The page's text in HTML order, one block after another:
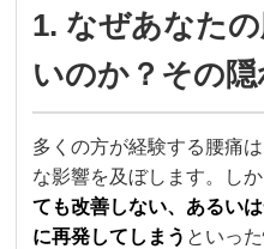
1. なぜあなた
いのか？その
多くの方が経験する腰痛
な影響を及ぼします。し
ても改善しない、あるい
に再発してしまう といっ